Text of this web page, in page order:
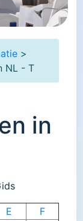
>
NL - T
in
E
F